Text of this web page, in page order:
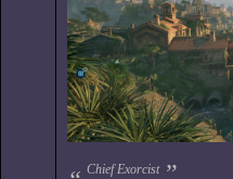
Chief Exorcist